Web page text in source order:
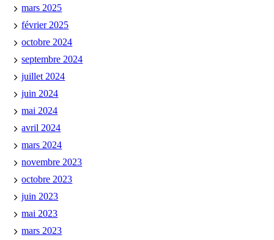
mars 2025
février 2025
octobre 2024
septembre 2024
juillet 2024
juin 2024
mai 2024
avril 2024
mars 2024
novembre 2023
octobre 2023
juin 2023
mai 2023
mars 2023